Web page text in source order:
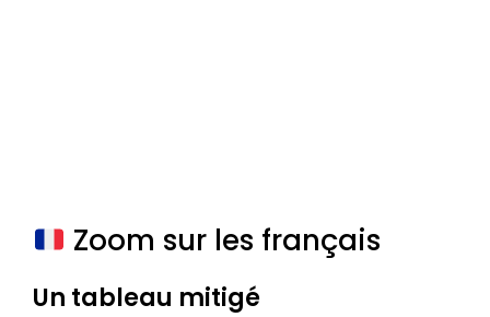
Zoom sur les français
Un tableau mitigé